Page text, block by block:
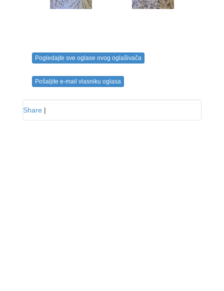
Pogledajte sve oglase ovog oglašivača
Pošaljite e-mail vlasniku oglasa
Share |